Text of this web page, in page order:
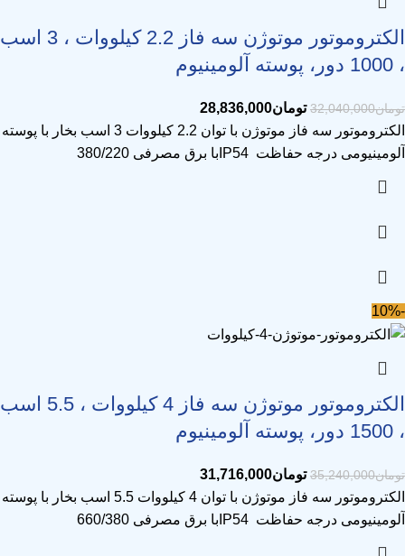
الکتروموتور موتوژن سه فاز 2.2 کیلووات ، 3 اسب
، 1000 دور، پوسته آلومینیوم
تومان32,040,000 تومان28,836,000
الکتروموتور سه فاز موتوژن با توان 2.2 کیلووات 3 اسب بخار با پوسته
آلومینیومی درجه حفاظت IP54با برق مصرفی 380/220
-10%
الکتروموتور موتوژن سه فاز 4 کیلووات ، 5.5 اسب
، 1500 دور، پوسته آلومینیوم
تومان35,240,000 تومان31,716,000
الکتروموتور سه فاز موتوژن با توان 4 کیلووات 5.5 اسب بخار با پوسته
آلومینیومی درجه حفاظت IP54با برق مصرفی 660/380